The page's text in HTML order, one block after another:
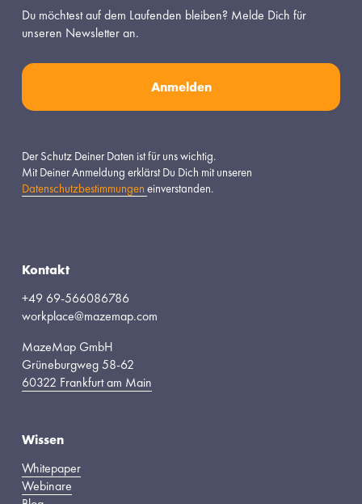
Du möchtest auf dem Laufenden bleiben? Melde Dich für
unseren Newsletter an.
Anmelden
Der Schutz Deiner Daten ist für uns wichtig.
Mit Deiner Anmeldung erklärst Du Dich mit unseren
Datenschutzbestimmungen einverstanden.
Kontakt
+49 69-566086786
workplace@mazemap.com
MazeMap GmbH
Grüneburgweg 58-62
60322 Frankfurt am Main
Wissen
Whitepaper
Webinare